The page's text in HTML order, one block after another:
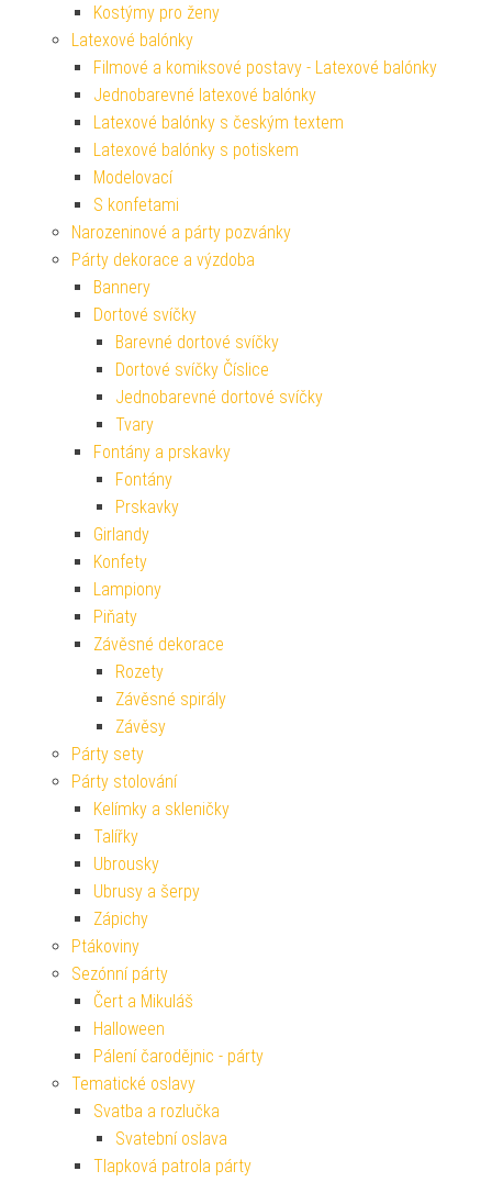
Kostýmy pro ženy
Latexové balónky
Filmové a komiksové postavy - Latexové balónky
Jednobarevné latexové balónky
Latexové balónky s českým textem
Latexové balónky s potiskem
Modelovací
S konfetami
Narozeninové a párty pozvánky
Párty dekorace a výzdoba
Bannery
Dortové svíčky
Barevné dortové svíčky
Dortové svíčky Číslice
Jednobarevné dortové svíčky
Tvary
Fontány a prskavky
Fontány
Prskavky
Girlandy
Konfety
Lampiony
Piňaty
Závěsné dekorace
Rozety
Závěsné spirály
Závěsy
Párty sety
Párty stolování
Kelímky a skleničky
Talířky
Ubrousky
Ubrusy a šerpy
Zápichy
Ptákoviny
Sezónní párty
Čert a Mikuláš
Halloween
Pálení čarodějnic - párty
Tematické oslavy
Svatba a rozlučka
Svatební oslava
Tlapková patrola párty